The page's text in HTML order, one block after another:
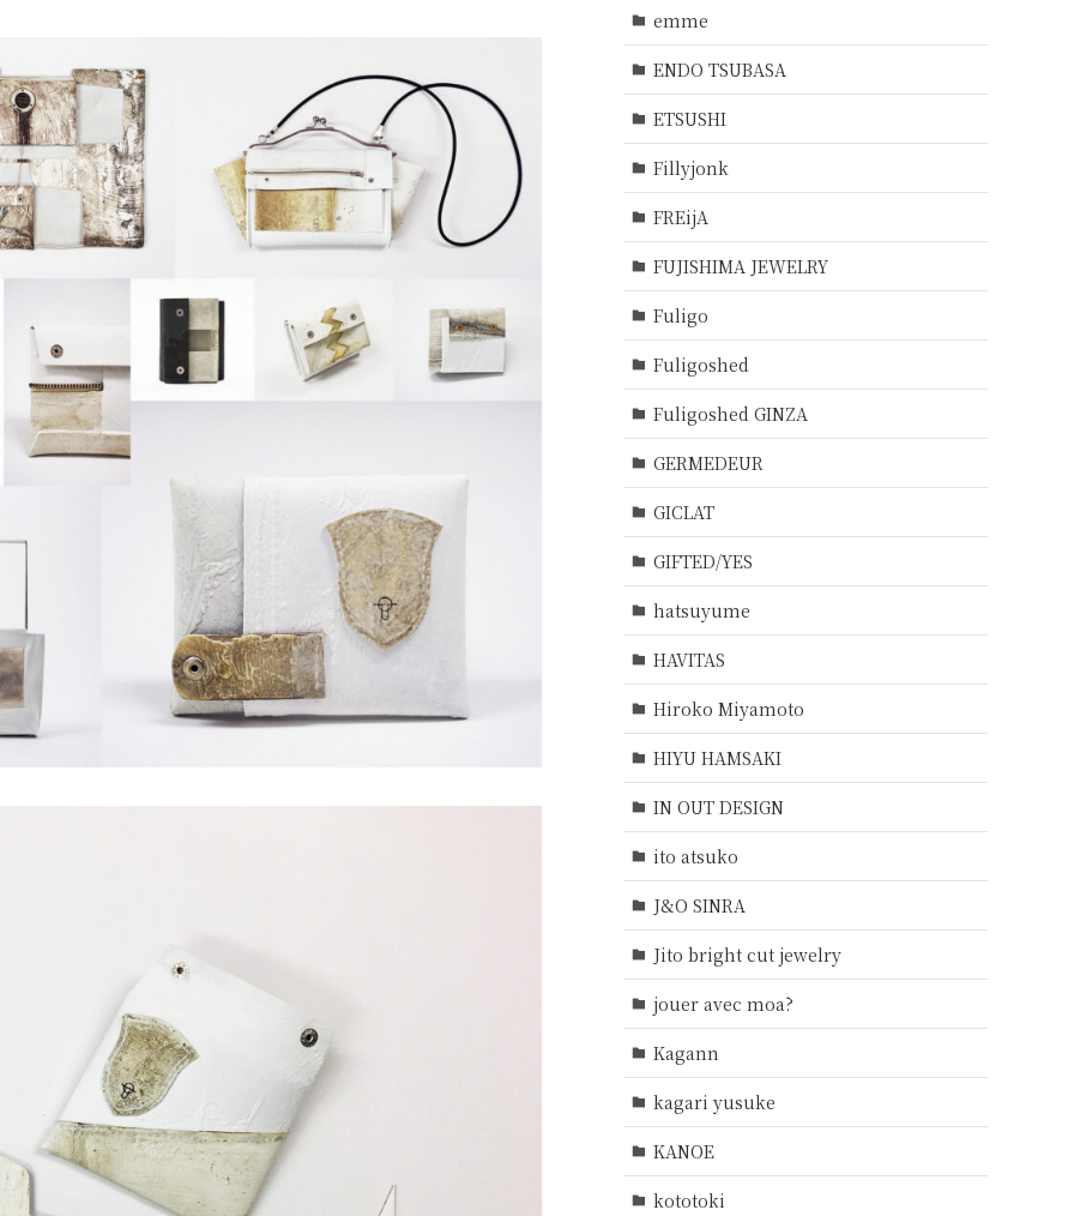
emme
ENDO TSUBASA
ETSUSHI
Fillyjonk
FREijA
FUJISHIMA JEWELRY
Fuligo
Fuligoshed
Fuligoshed GINZA
GERMEDEUR
GICLAT
GIFTED/YES
hatsuyume
HAVITAS
Hiroko Miyamoto
HIYU HAMSAKI
IN OUT DESIGN
ito atsuko
J&O SINRA
Jito bright cut jewelry
jouer avec moa?
Kagann
kagari yusuke
KANOE
kototoki